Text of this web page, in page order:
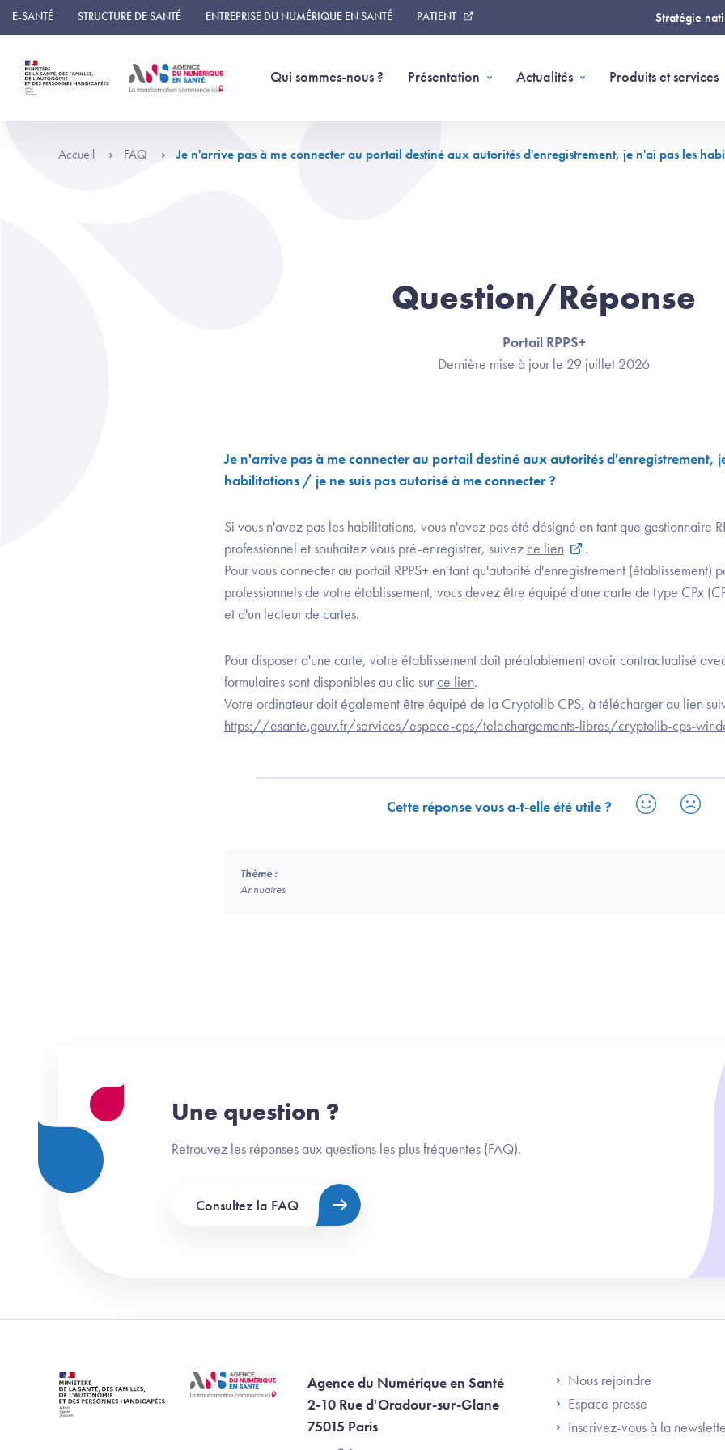
Panneau de gestion des cookies
E-SANTÉ STRUCTURE DE SANTÉ ENTREPRISE DU NUMÉRIQUE EN SANTÉ PATIENT Stratégie
Qui sommes-nous ? Présentation Actualités Produits et services
Accueil FAQ Je n'arrive pas à me connecter au portail destiné aux autorités d'enregistrement, je n'ai pas les
Question/Réponse
Portail RPPS+
Dernière mise à jour le 29 juillet 2026
Je n'arrive pas à me connecter au portail destiné aux autorités d'enregistrement,
habilitations / je ne suis pas autorisé à me connecter ?
Si vous n'avez pas les habilitations, vous n'avez pas été désigné en tant que gestionnaire
professionnel et souhaitez vous pré-enregistrer, suivezce lien
.
Pour vous connecter au portail RPPS+ en tant qu'autorité d'enregistrement (établissement)
professionnels de votre établissement, vous devez être équipé d'une carte de type CPx
et d'un lecteur de cartes.
Pour disposer d'une carte, votre établissement doit préalablement avoir contractualisé
formulaires sont disponibles au clic surce lien.
Votre ordinateur doit également être équipé de la Cryptolib CPS, à télécharger au lien
https://esante.gouv.fr/services/espace-cps/telechargements-libres/cryptolib-cps-
Cette réponse vous a-t-elle été utile ?
Thème :
Annuaires
Une question ?
Retrouvez les réponses aux questions les plus fréquentes (FAQ).
Consultez la FAQ
Agence du Numérique en Santé
2-10 Rue d'Oradour-sur-Glane
75015 Paris
Footer Left
Nous rejoindre
Espace presse
Inscrivez-vous à la